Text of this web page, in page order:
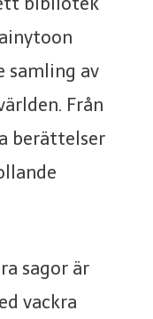
samling av
Från
berättelser
sagor är
vackra